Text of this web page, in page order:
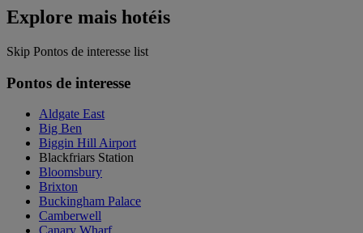
Explore mais hotéis
Skip Pontos de interesse list
Pontos de interesse
Aldgate East
Big Ben
Biggin Hill Airport
Blackfriars Station
Bloomsbury
Brixton
Buckingham Palace
Camberwell